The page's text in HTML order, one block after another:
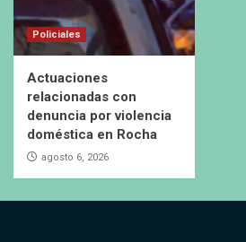
Policiales
Actuaciones
relacionadas con
denuncia por violencia
doméstica en Rocha
agosto 6, 2026